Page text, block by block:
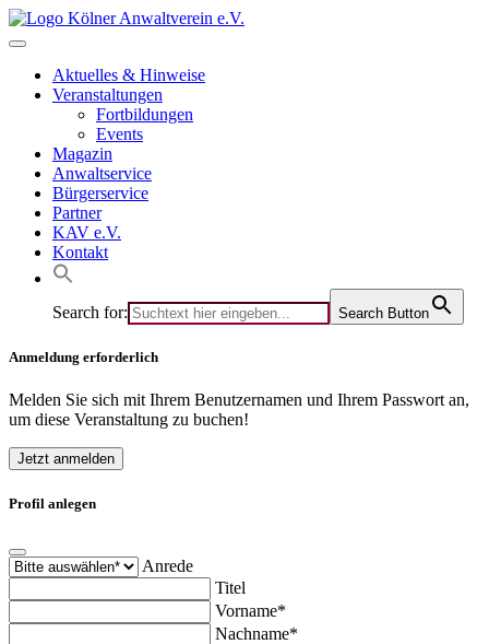
Skip
to
Aktuelles & Hinweise
Veranstaltungen
Fortbildungen
Events
Magazin
Anwaltservice
Bürgerservice
Partner
KAV e.V.
Kontakt
Search for: Search Button
Anmeldung erforderlich
Melden Sie sich mit Ihrem Benutzernamen und Ihrem Passwort an,
um diese Veranstaltung zu buchen!
Jetzt anmelden
Profil anlegen
Anrede
Titel
Vorname*
Nachname*